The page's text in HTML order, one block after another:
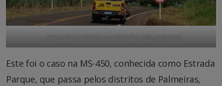
é uma das rodovias monitoradas pelo programa
Este foi o caso na MS-450, conhecida como Estrada
Parque, que passa pelos distritos de Palmeiras,